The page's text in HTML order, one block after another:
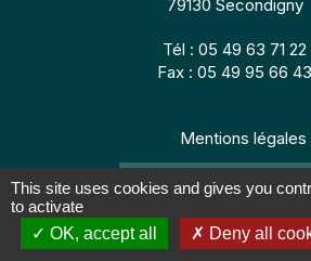
79130 Secondigny
Tél : 05 49 63 71 22
Fax : 05 49 95 66 43
Mentions légales
CONCEPTION :
This site uses cookies and gives you
to activate
OK, accept all
Deny all